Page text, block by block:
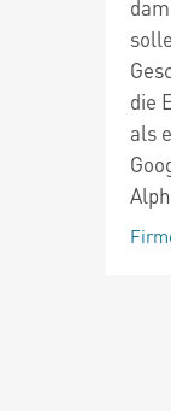
die
als